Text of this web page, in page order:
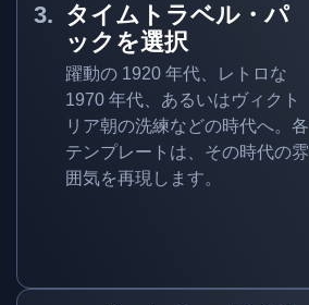
タイムトラベル・パ
ックを選択
躍動の 1920 年代、レトロな
1970 年代、あるいはヴィクト
リア朝の洗練などの時代へ。各
テンプレートは、その時代の雰
囲気を再現します。